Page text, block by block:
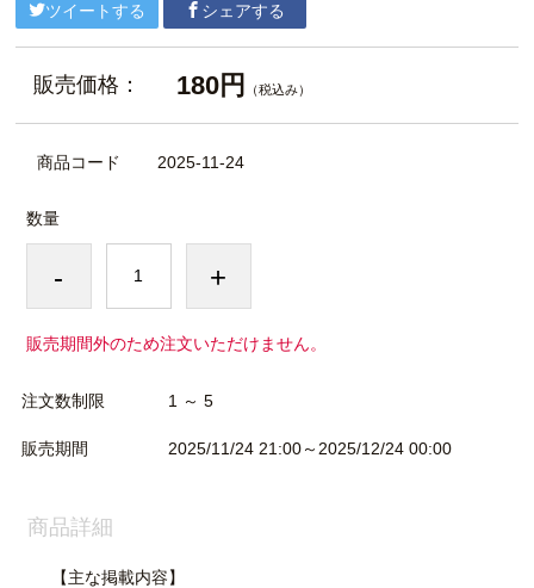
ツイートする シェアする
販売価格： 180円 （税込み）
商品コード 2025-11-24
数量
- +
販売期間外のため注文いただけません。
注文数制限 1 ～ 5
販売期間 2025/11/24 21:00～2025/12/24 00:00
商品詳細
【主な掲載内容】